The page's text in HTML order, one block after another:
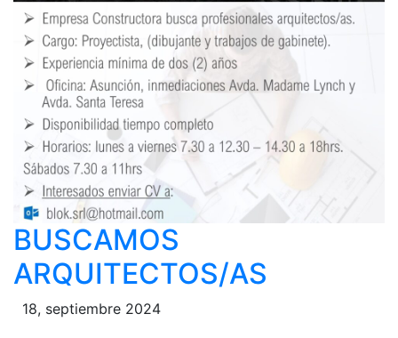
BUSCAMOS
ARQUITECTOS/AS
18, septiembre 2024